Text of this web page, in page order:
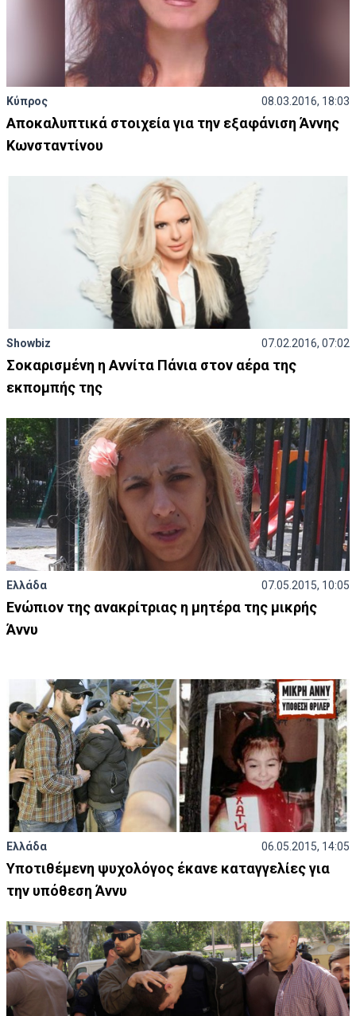
Κύπρος 08.03.2016, 18:03
Αποκαλυπτικά στοιχεία για την εξαφάνιση Άννης
Κωνσταντίνου
Showbiz 07.02.2016, 07:02
Σοκαρισμένη η Αννίτα Πάνια στον αέρα της
εκπομπής της
Ελλάδα 07.05.2015, 10:05
Ενώπιον της ανακρίτριας η μητέρα της μικρής
Άννυ
Ελλάδα 06.05.2015, 14:05
Υποτιθέμενη ψυχολόγος έκανε καταγγελίες για
την υπόθεση Άννυ